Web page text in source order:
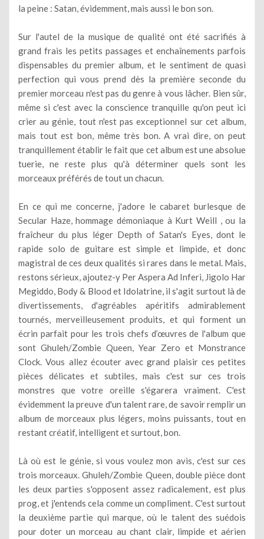
la peine : Satan, évidemment, mais aussi le bon son.
Sur l'autel de la musique de qualité ont été sacrifiés à
grand frais les petits passages et enchaînements parfois
dispensables du premier album, et le sentiment de quasi
perfection qui vous prend dès la première seconde du
premier morceau n'est pas du genre à vous lâcher. Bien sûr,
même si c'est avec la conscience tranquille qu'on peut ici
crier au génie, tout n'est pas exceptionnel sur cet album,
mais tout est bon, même très bon. A vrai dire, on peut
tranquillement établir le fait que cet album est une absolue
tuerie, ne reste plus qu'à déterminer quels sont les
morceaux préférés de tout un chacun.
En ce qui me concerne, j'adore le cabaret burlesque de
Secular Haze, hommage démoniaque à Kurt Weill , ou la
fraîcheur du plus léger Depth of Satan's Eyes, dont le
rapide solo de guitare est simple et limpide, et donc
magistral de ces deux qualités si rares dans le metal. Mais,
restons sérieux, ajoutez-y Per Aspera Ad Inferi, Jigolo Har
Megiddo, Body & Blood et Idolatrine, il s'agit surtout là de
divertissements, d'agréables apéritifs admirablement
tournés, merveilleusement produits, et qui forment un
écrin parfait pour les trois chefs d’œuvres de l'album que
sont Ghuleh/Zombie Queen, Year Zero et Monstrance
Clock. Vous allez écouter avec grand plaisir ces petites
pièces délicates et subtiles, mais c'est sur ces trois
monstres que votre oreille s'égarera vraiment. C'est
évidemment la preuve d'un talent rare, de savoir remplir un
album de morceaux plus légers, moins puissants, tout en
restant créatif, intelligent et surtout, bon.
Là où est le génie, si vous voulez mon avis, c'est sur ces
trois morceaux. Ghuleh/Zombie Queen, double pièce dont
les deux parties s'opposent assez radicalement, est plus
prog, et j'entends cela comme un compliment. C'est surtout
la deuxième partie qui marque, où le talent des suédois
pour doter un morceau au chant clair, limpide et aérien